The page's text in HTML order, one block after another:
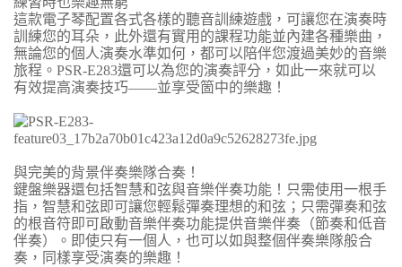
這款電子琴配置各式各樣的聽音訓練遊戲，可讓您在演奏時
訓練您的耳朵，此外還有實用的課程功能並內建各種樂曲，
無論您的個人演奏水準如何，都可以陪伴您渡過美妙的音樂
旅程。PSR-E283還可以為您的演奏評分，如此一來就可以
有效提高演奏技巧——並享受箇中的樂趣！
與完美的背景伴奏樂隊合奏！
鍵盤樂器還包括智慧和弦與音樂伴奏功能！只需使用一根手
指，智慧和弦即可讓您輕鬆彈奏理想的和弦；只需彈奏和弦
的根音符即可啟動音樂伴奏功能提供音樂伴奏（節奏和低音
伴奏）。即使只有一個人，也可以如與整個伴奏樂隊般合
奏，同樣享受演奏的樂趣！